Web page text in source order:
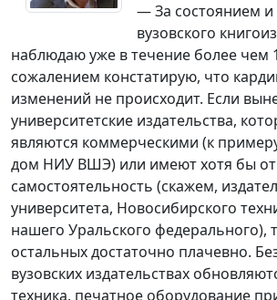
— За состоянием и
вузовского
наблюдаю уже в течение более чем
сожалением констатирую, что
изменений не происходит. Если
университетские издательства,
являются коммерческими (к
дом НИУ ВШЭ) или имеют хотя бы
самостоятельность (скажем,
университета, Новосибирского
нашего Уральского федерального),
остальных достаточно плачевно.
вузовских издательствах
техника, печатное оборудование